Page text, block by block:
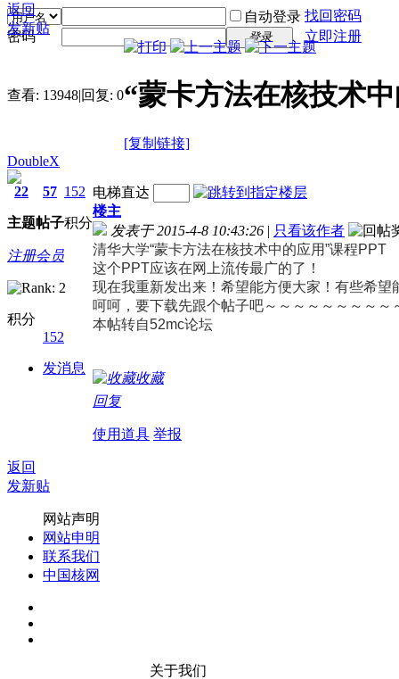
自动登录 找回密码
密码
登录 立即注册
返回
发新贴
查看: 13948|回复: 0“蒙卡方法在核技术
[复制链接]
DoubleX
22
主题
57
帖子
152
积分
注册会员
积分
152
发消息
电梯直达
楼主
发表于 2015-4-8 10:43:26 | 只看该作者
清华大学“蒙卡方法在核技术中的应用”课程PPT
这个PPT应该在网上流传最广的了！
现在我重新发出来！希望能方便大家！有些希
呵呵，要下载先跟个帖子吧～～～～～～～～～
本帖转自52mc论坛
收藏
回复
使用道具 举报
返回
发新贴
网站声明
网站申明
联系我们
中国核网
关于我们